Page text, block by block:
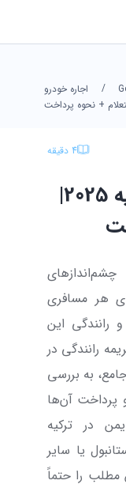
FA /
اجاره خودرو
4 دقیقه
جریمه رانندگی در ترکیه 2025|
هر مسافری
رانندگی این
رانندگی در
به بررسی
پرداخت آن‌ها
در ترکیه
یا سایر
مطلب را حتماً
FA
Toman